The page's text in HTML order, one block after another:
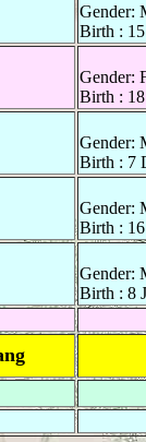
Gender:
Birth :
Gender:
Birth :
Gender:
Birth : 7
Gender:
Birth :
Gender:
Birth : 8